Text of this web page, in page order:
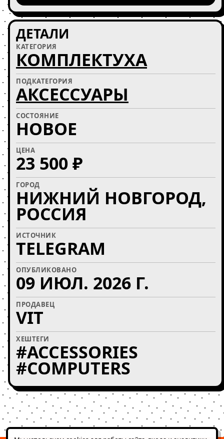
ДЕТАЛИ
КАТЕГОРИЯ
КОМПЛЕКТУХА
ПОДКАТЕГОРИЯ
АКСЕССУАРЫ
СОСТОЯНИЕ
НОВОЕ
ЦЕНА
23 500 ₽
ГОРОД
НИЖНИЙ НОВГОРОД,
РОССИЯ
ИСТОЧНИК
TELEGRAM
ОПУБЛИКОВАНО
09 ИЮЛ. 2026 Г.
ПРОДАВЕЦ
VIT
ХЕШТЕГИ
#ACCESSORIES
#COMPUTERS